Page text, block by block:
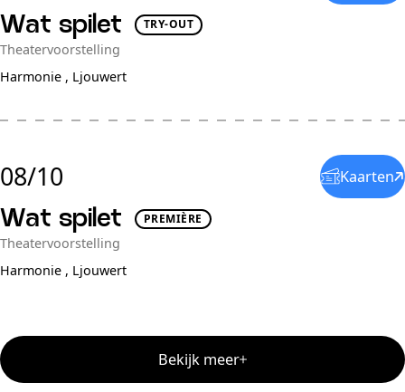
Wat spilet TRY-OUT
Theatervoorstelling
Harmonie , Ljouwert
08/10
Wat spilet PREMIÈRE
Theatervoorstelling
Harmonie , Ljouwert
Kaarten
Bekijk meer